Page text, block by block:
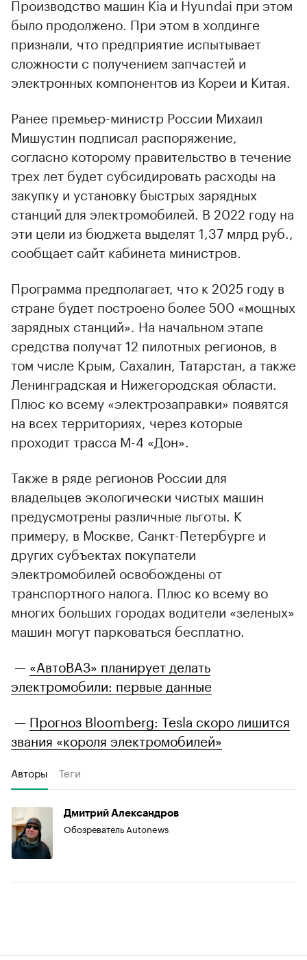
было продолжено. При этом в холдинге
признали, что предприятие испытывает
сложности с получением запчастей и
электронных компонентов из Кореи и Китая.
Ранее премьер-министр России Михаил
Мишустин подписал распоряжение,
согласно которому правительство в течение
трех лет будет субсидировать расходы на
закупку и установку быстрых зарядных
станций для электромобилей. В 2022 году на
эти цели из бюджета выделят 1,37 млрд руб.,
сообщает сайт кабинета министров.
Программа предполагает, что к 2025 году в
стране будет построено более 500 «мощных
зарядных станций». На начальном этапе
средства получат 12 пилотных регионов, в
том числе Крым, Сахалин, Татарстан, а также
Ленинградская и Нижегородская области.
Плюс ко всему «электрозаправки» появятся
на всех территориях, через которые
проходит трасса М-4 «Дон».
Также в ряде регионов России для
владельцев экологически чистых машин
предусмотрены различные льготы. К
примеру, в Москве, Санкт-Петербурге и
других субъектах покупатели
электромобилей освобождены от
транспортного налога. Плюс ко всему во
многих больших городах водители «зеленых»
машин могут парковаться бесплатно.
— «АвтоВАЗ» планирует делать
электромобили: первые данные
— Прогноз Bloomberg: Tesla скоро лишится
звания «короля электромобилей»
Авторы Теги
Дмитрий Александров
Обозреватель Autonews